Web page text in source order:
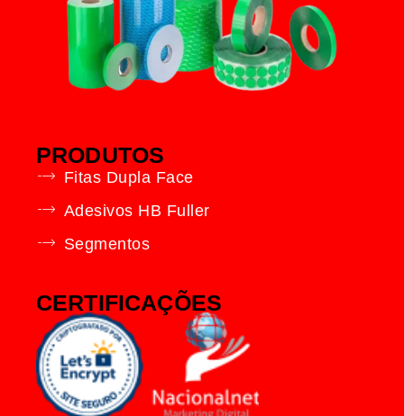
PRODUTOS
Fitas Dupla Face
Adesivos HB Fuller
Segmentos
CERTIFICAÇÕES